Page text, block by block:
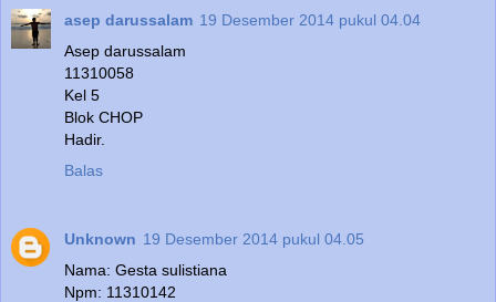
asep darussalam 19 Desember 2014 pukul 04.04
Asep darussalam
11310058
Kel 5
Blok CHOP
Hadir.
Balas
Unknown 19 Desember 2014 pukul 04.05
Nama: Gesta sulistiana
Npm: 11310142